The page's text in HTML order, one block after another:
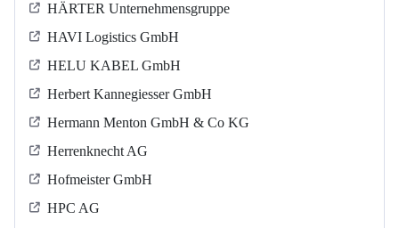
HÄRTER Unternehmensgruppe
HAVI Logistics GmbH
HELU KABEL GmbH
Herbert Kannegiesser GmbH
Hermann Menton GmbH & Co KG
Herrenknecht AG
Hofmeister GmbH
HPC AG